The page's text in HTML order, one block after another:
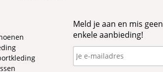
Meld je aan en mis geen
enkele aanbieding!